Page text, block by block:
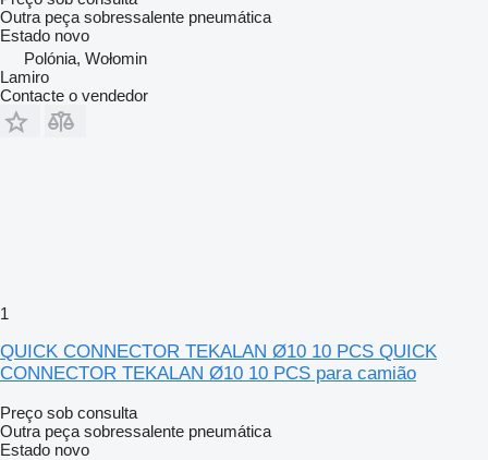
Outra peça sobressalente pneumática
Estado novo
Polónia, Wołomin
Lamiro
Contacte o vendedor
1
QUICK CONNECTOR TEKALAN Ø10 10 PCS QUICK
CONNECTOR TEKALAN Ø10 10 PCS para camião
Preço sob consulta
Outra peça sobressalente pneumática
Estado novo